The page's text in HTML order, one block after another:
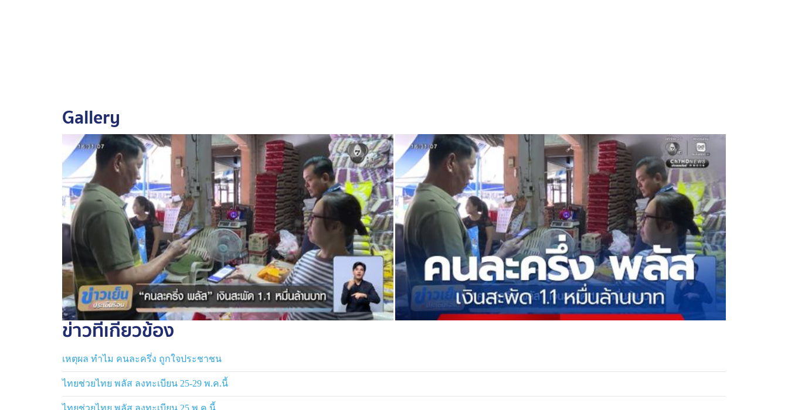
ขณะที่ ผลสำรวจความพึงพอใจของประชาชน ผ่านสำนักวิจัยซูเปอร์โพล พบว่า
ประชาชนส่วนใหญ่ 69.5 % อยู่ในกลุ่ม พอใจสูงสุด สะท้อนถึงความรู้สึกเชิงบวกว่า
มาตรการนี้มีประโยชน์ต่อการจับจ่ายใช้สอยและการหมุนเวียนเศรษฐกิจจริง
และยังพบว่า กลุ่ม Gen Y และ Gen X พอใจโครงการนี้ ขณะที่กลุ่ม Gen Z มีแนว
โน้มใช้จ่ายในระบบเศรษฐกิจจริงน้อยกว่า จึงมีระดับความพึงพอใจที่ต่ำลงเล็กน้อย
และประชาชนเกินครึ่งต้องการให้ทำโครงการนี้ต่อเนื่อง
Gallery
ข่าวที่เกี่ยวข้อง
เหตุผล ทำไม คนละครึ่ง ถูกใจประชาชน
ไทยช่วยไทย พลัส ลงทะเบียน 25-29 พ.ค.นี้
ไทยช่วยไทย พลัส ลงทะเบียน 25 พ.ค.นี้